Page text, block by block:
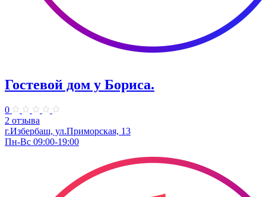
Гостевой дом у Бориса.
0
2 отзыва
г.Избербаш, ул.Приморская, 13
Пн-Вс 09:00-19:00